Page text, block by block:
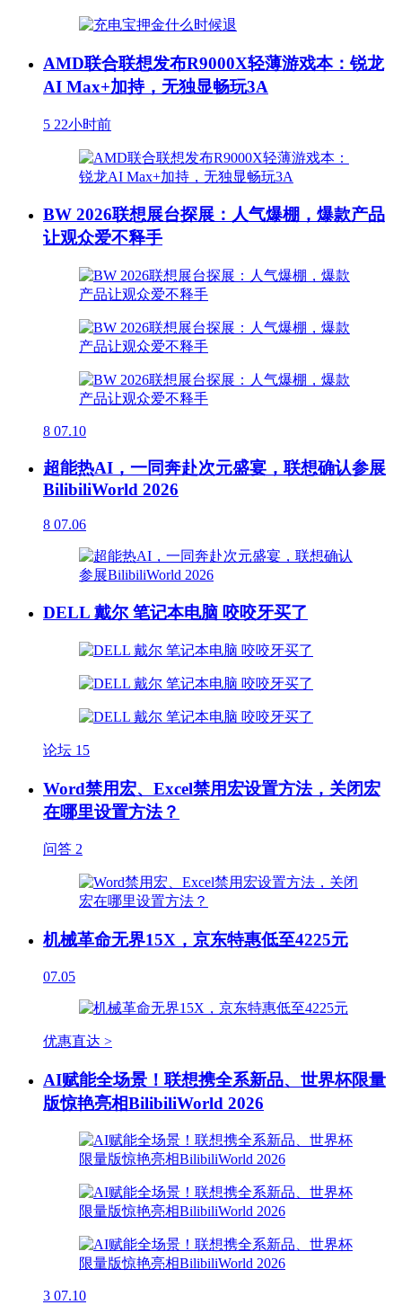
AMD联合联想发布R9000X轻薄游戏本：锐龙
AI Max+加持，无独显畅玩3A
5 22小时前
BW 2026联想展台探展：人气爆棚，爆款产品
让观众爱不释手
8 07.10
超能热AI，一同奔赴次元盛宴，联想确认参展
BilibiliWorld 2026
8 07.06
DELL 戴尔 笔记本电脑 咬咬牙买了
论坛 15
Word禁用宏、Excel禁用宏设置方法，关闭宏
在哪里设置方法？
问答 2
机械革命无界15X，京东特惠低至4225元
07.05
优惠直达 >
AI赋能全场景！联想携全系新品、世界杯限量
版惊艳亮相BilibiliWorld 2026
3 07.10